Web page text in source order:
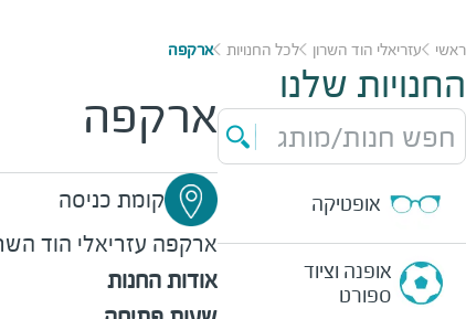
ראשי עזריאלי הוד השרון לכל החנויות ארקפה
החנויות שלנו
חפש חנות/מותג
אופטיקה
אופנה וציוד
ספורט
ארקפה
קומת כניסה
ארקפה עזריאלי הוד
אודות החנות